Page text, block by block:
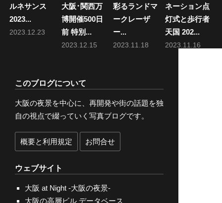
ルネサンス
2023...
2023.12.23
大阪･関西万
博開催500日
前 特別...
2023.12.15
彩るランドマ
ークレーザ
ー...
2023.11.18
ネーション点
灯式と歩行者
天国 202...
2023.11.16
このブログについて
大阪の夜景を中心に、再開発や街の話題を独
自の視点で綴っていく写真ブログです。
概要と利用規定 お問合せ
ウェブサイト
大阪 at Night -大阪の夜景-
大阪の高層ビル データベース